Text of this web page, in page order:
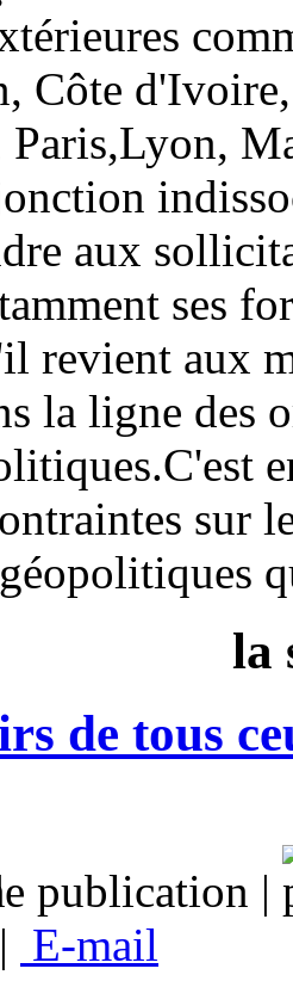
Côte
Paris,Lyon,
aux
ses
revient aux
la ligne des
sur
la
de tous
publication |
| E-mail